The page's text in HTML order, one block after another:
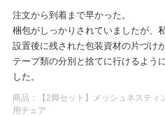
注文から到着まで早かった。
梱包がしっかりされていましたが、
設置後に残された包装資材の片づけ
テープ類の分別と捨てに行けるよう
した。
商品：
【2脚セット】メッシュネステ
用チェア